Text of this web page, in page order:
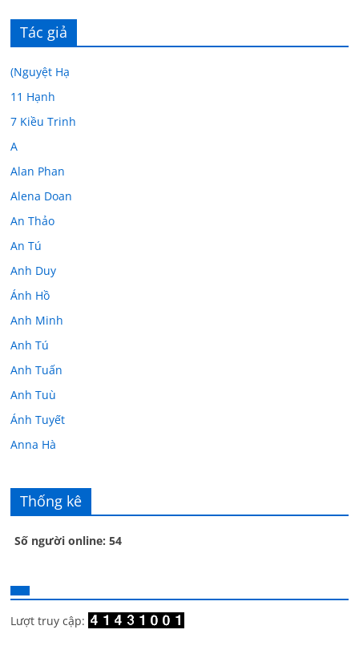
Tác giả
(Nguyệt Hạ
11 Hạnh
7 Kiều Trinh
A
Alan Phan
Alena Doan
An Thảo
An Tú
Anh Duy
Ánh Hồ
Anh Minh
Anh Tú
Anh Tuấn
Anh Tuù
Ánh Tuyết
Anna Hà
Âu Tú Vân
Bác sĩ Hoa
Bác sĩ Stephen Mak
Bác Đạt
Bạch Cúc
Thống kê
Số người online: 54
Lượt truy cập: